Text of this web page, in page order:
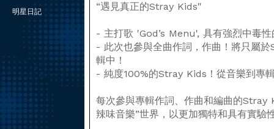
明星日記
“遇見真正的Stray Kids"
- 主打歌 'God’s Menu', 具有強烈中毒
- 此次也參與全曲作詞，作曲！將只屬
輯中！
- 純度100%的Stray Kids！從音樂到專
每次參與專輯作詞、作曲和編曲的Stray
辣味音樂”世界，以更加獨特和具有實驗